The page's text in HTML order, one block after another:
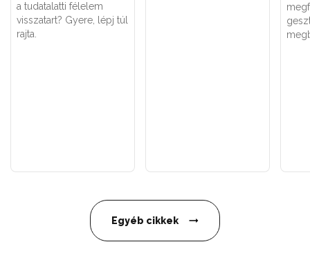
a tudatalatti félelem
visszatart? Gyere, lépj túl
rajta.
Egyéb cikkek